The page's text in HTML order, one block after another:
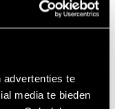
advertenties te
media te bieden
logisch aan
resultaat kunt